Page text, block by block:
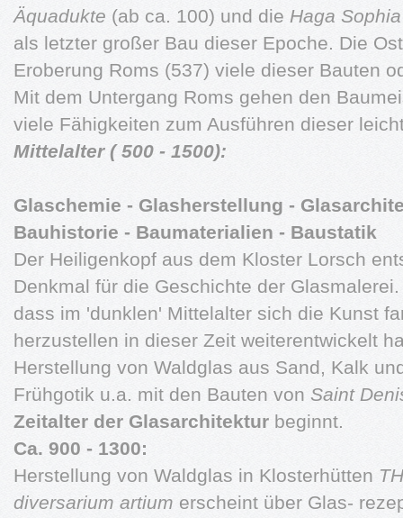
Äquadukte (ab ca. 100) und die Haga Sophia
als letzter großer Bau dieser Epoche. Die
Eroberung Roms (537) viele dieser Bauten
Mit dem Untergang Roms gehen den
viele Fähigkeiten zum Ausführen dieser
Mittelalter ( 500 - 1500):
Glaschemie - Glasherstellung -
Bauhistorie - Baumaterialien - Baustatik
Der Heiligenkopf aus dem Kloster Lorsch
Denkmal für die Geschichte der
dass im 'dunklen' Mittelalter sich die Kunst
herzustellen in dieser Zeit weiterentwickelt
Herstellung von Waldglas aus Sand, Kalk
Frühgotik u.a. mit den Bauten von Saint
Zeitalter der Glasarchitektur beginnt.
Ca. 900 - 1300:
Herstellung von Waldglas in Klosterhütten
diversarium artium erscheint über Glas-